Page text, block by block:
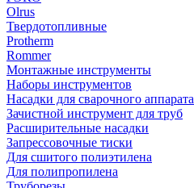
Olrus
Твердотопливные
Protherm
Rommer
Монтажные инструменты
Наборы инструментов
Насадки для сварочного аппарата
Зачистной инструмент для труб
Расширительные насадки
Запрессовочные тиски
Для сшитого полиэтилена
Для полипропилена